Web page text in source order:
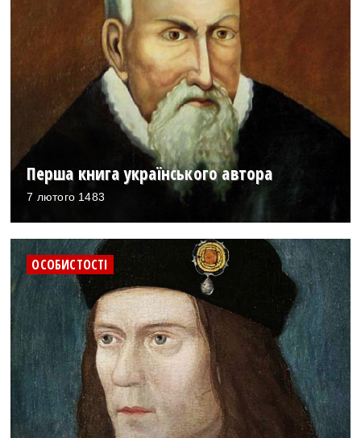
Перша книга українського автора
7 лютого 1483
ОСОБИСТОСТІ